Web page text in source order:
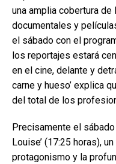
una amplia cobertura
documentales y
el sábado con el
los reportajes estará
en el cine, delante y
carne y hueso’ explica
del total de los
Precisamente el
Louise’ (17:25 horas),
protagonismo y la